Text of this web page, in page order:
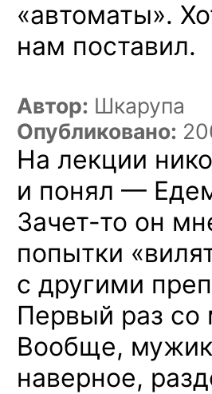
«автоматы».
нам поставил.
Автор: Шкарупа
Опубликовано:
На лекции
и понял —
Зачет-то он
попытки
с другими
Первый раз со
Вообще, мужик
наверное,